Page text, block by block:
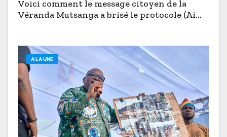
Voici comment le message citoyen de la
Véranda Mutsanga a brisé le protocole (Aimé
A LA UNE